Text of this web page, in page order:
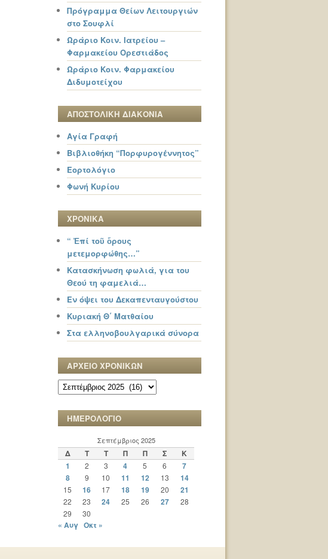
Πρόγραμμα Θείων Λειτουργιών
στο Σουφλί
Ωράριο Κοιν. Ιατρείου –
Φαρμακείου Ορεστιάδος
Ωράριο Κοιν. Φαρμακείου
Διδυμοτείχου
ΑΠΟΣΤΟΛΙΚΗ ΔΙΑΚΟΝΙΑ
Αγία Γραφή
Βιβλιοθήκη “Πορφυρογέννητος”
Εορτολόγιο
Φωνή Κυρίου
ΧΡΟΝΙΚΑ
“ Ἐπί τοῦ ὄρους
μετεμορφώθης…”
Κατασκήνωση φωλιά, για του
Θεού τη φαμελιά…
Εν όψει του Δεκαπενταυγούστου
Κυριακή Θ΄ Ματθαίου
Στα ελληνοβουλγαρικά σύνορα
ΑΡΧΕΙΟ ΧΡΟΝΙΚΩΝ
ΑΡΧΕΙΟ
ΧΡΟΝΙΚΩΝ
ΗΜΕΡΟΛΟΓΙΟ
Σεπτέμβριος 2025
Δ Τ Τ Π Π Σ
Κ
1
2 3 4 5 6
7
8
9 10 11 12 13 14
15 16 17 18 19 20 21
22 23 24 25 26 27
28
29
30
« Αυγ Οκτ »